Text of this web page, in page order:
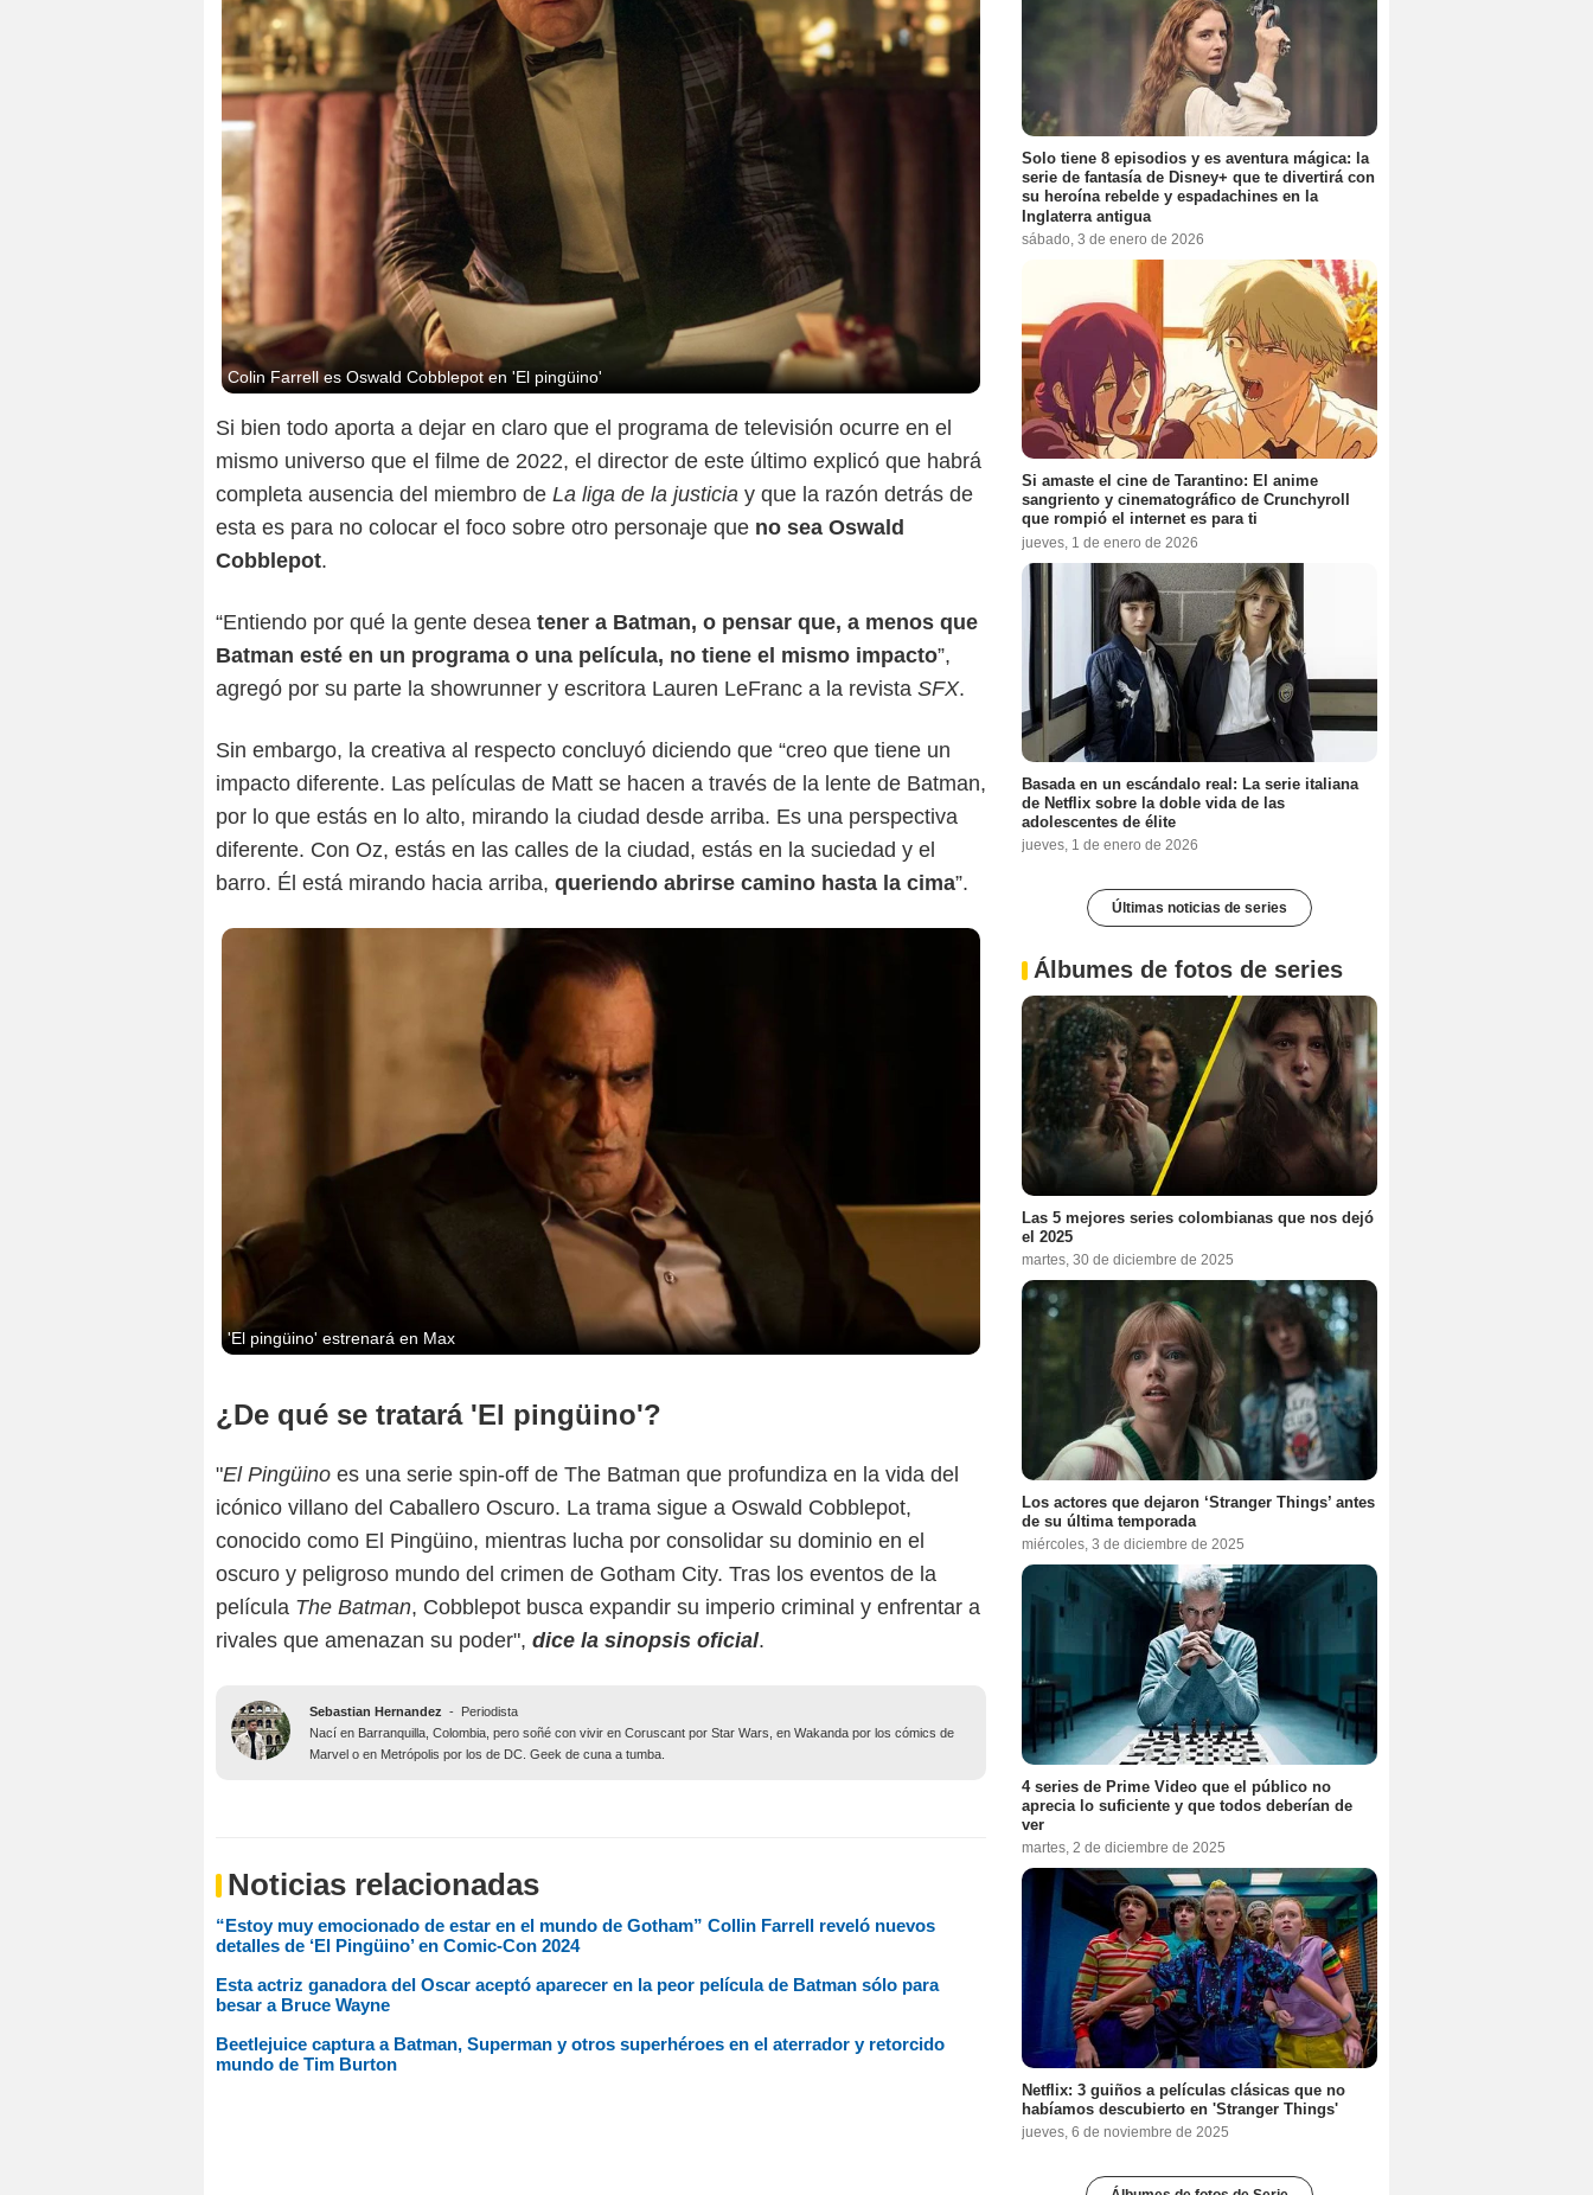
Colin Farrell es Oswald Cobblepot en 'El pingüino'
Si bien todo aporta a dejar en claro que el programa de televisión ocurre en el
mismo universo que el filme de 2022, el director de este último explicó que habrá
completa ausencia del miembro de La liga de la justicia y que la razón detrás de
esta es para no colocar el foco sobre otro personaje que no sea Oswald
Cobblepot.
“Entiendo por qué la gente desea tener a Batman, o pensar que, a menos que
Batman esté en un programa o una película, no tiene el mismo impacto”,
agregó por su parte la showrunner y escritora Lauren LeFranc a la revista SFX.
Sin embargo, la creativa al respecto concluyó diciendo que “creo que tiene un
impacto diferente. Las películas de Matt se hacen a través de la lente de Batman,
por lo que estás en lo alto, mirando la ciudad desde arriba. Es una perspectiva
diferente. Con Oz, estás en las calles de la ciudad, estás en la suciedad y el
barro. Él está mirando hacia arriba, queriendo abrirse camino hasta la cima”.
'El pingüino' estrenará en Max
¿De qué se tratará 'El pingüino'?
"El Pingüino es una serie spin-off de The Batman que profundiza en la vida del
icónico villano del Caballero Oscuro. La trama sigue a Oswald Cobblepot,
conocido como El Pingüino, mientras lucha por consolidar su dominio en el
oscuro y peligroso mundo del crimen de Gotham City. Tras los eventos de la
película The Batman, Cobblepot busca expandir su imperio criminal y enfrentar a
rivales que amenazan su poder", dice la sinopsis oficial.
Sebastian Hernandez -
Periodista
Nací en Barranquilla, Colombia, pero soñé con vivir en Coruscant por Star Wars, en Wakanda por los cómics de
Marvel o en Metrópolis por los de DC. Geek de cuna a tumba.
Noticias relacionadas
“Estoy muy emocionado de estar en el mundo de Gotham” Collin Farrell reveló nuevos
detalles de ‘El Pingüino’ en Comic-Con 2024
Esta actriz ganadora del Oscar aceptó aparecer en la peor película de Batman sólo para
besar a Bruce Wayne
Beetlejuice captura a Batman, Superman y otros superhéroes en el aterrador y retorcido
mundo de Tim Burton
Solo tiene 8 episodios y es aventura mágica: la
serie de fantasía de Disney+ que te divertirá con
su heroína rebelde y espadachines en la
Inglaterra antigua
sábado, 3 de enero de 2026
Si amaste el cine de Tarantino: El anime
sangriento y cinematográfico de Crunchyroll
que rompió el internet es para ti
jueves, 1 de enero de 2026
Basada en un escándalo real: La serie italiana
de Netflix sobre la doble vida de las
adolescentes de élite
jueves, 1 de enero de 2026
Últimas noticias de series
Álbumes de fotos de series
Las 5 mejores series colombianas que nos dejó
el 2025
martes, 30 de diciembre de 2025
Los actores que dejaron ‘Stranger Things’ antes
de su última temporada
miércoles, 3 de diciembre de 2025
4 series de Prime Video que el público no
aprecia lo suficiente y que todos deberían de
ver
martes, 2 de diciembre de 2025
Netflix: 3 guiños a películas clásicas que no
habíamos descubierto en 'Stranger Things'
jueves, 6 de noviembre de 2025